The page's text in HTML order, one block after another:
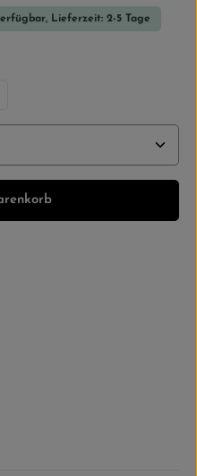
Lieferzeit: 2-5 Tage
gewünschten Wert ein